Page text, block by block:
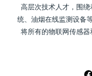
高层次技术人才，围
统、油烟在线监测设备
将所有的物联网传感